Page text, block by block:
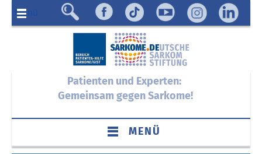
Menü
Patienten und Experten:
Gemeinsam gegen Sarkome!
MENÜ